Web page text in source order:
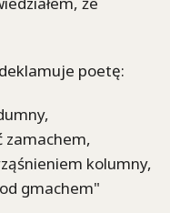
poetę:
zamachem,
kolumny,
gmachem"